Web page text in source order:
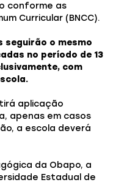
conforme as
Curricular (BNCC).
seguirão o mesmo
no período de 13
com
aplicação
apenas em casos
a escola deverá
da Obapo, a
Estadual de